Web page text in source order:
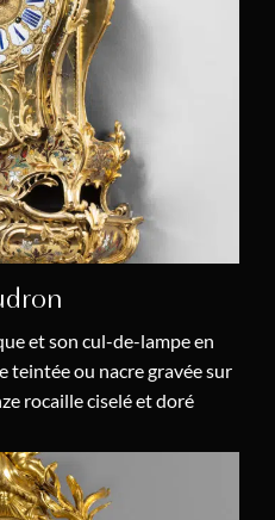
Lepaute
et son cul-de-lampe en
teintée ou nacre gravée sur
rocaille ciselé et doré